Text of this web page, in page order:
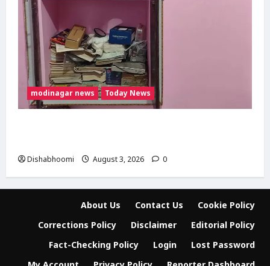
modinagar news Today News
Dishabhoomi August 3, 2026 0
About Us Contact Us
Cookie Policy
Corrections Policy
Disclaimer
Editorial Policy
Fact-Checking Policy
Login
Lost Password